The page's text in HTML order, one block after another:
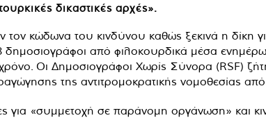
δικαστικές αρχές».
δημοσιογράφοι από φιλοκουρδικά μέσα
Οι Δημοσιογράφοι Χωρίς Σύνορα (RSF)
της αντιτρομοκρατικής νομοθεσίας από
για «συμμετοχή σε παράνομη οργάνωση» και